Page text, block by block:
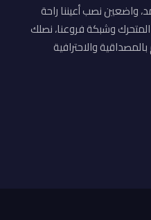
واضعين نصب أعيننا راحة
وشبكة فروعنا، نصلك
والاحترافية